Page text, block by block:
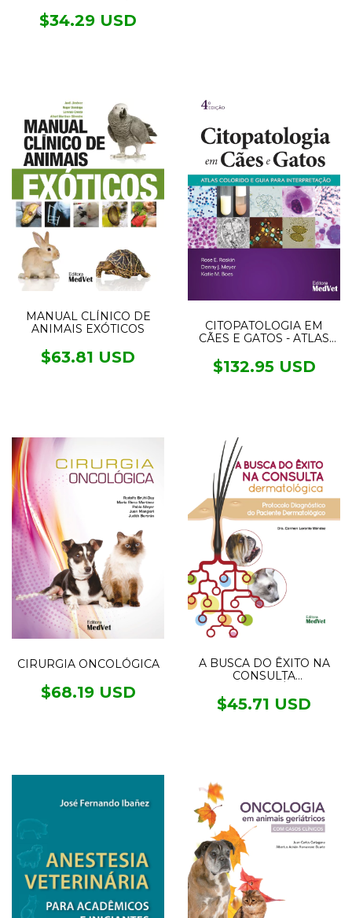
$34.29 USD
MANUAL CLÍNICO DE
ANIMAIS EXÓTICOS
$63.81 USD
CITOPATOLOGIA EM
CÃES E GATOS - ATLAS
INTERPRETAÇÃO
$132.95 USD
CIRURGIA ONCOLÓGICA
$68.19 USD
A BUSCA DO ÊXITO NA
CONSULTA
$45.71 USD